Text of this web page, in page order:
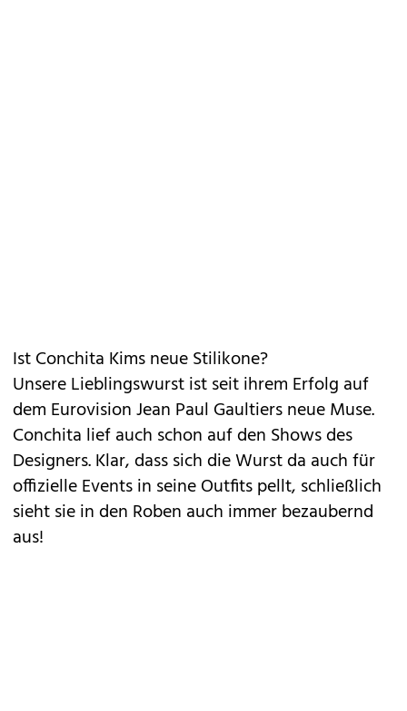
Ist Conchita Kims neue Stilikone?
Unsere Lieblingswurst ist seit ihrem Erfolg auf
dem Eurovision Jean Paul Gaultiers neue Muse.
Conchita lief auch schon auf den Shows des
Designers. Klar, dass sich die Wurst da auch für
offizielle Events in seine Outfits pellt, schließlich
sieht sie in den Roben auch immer bezaubernd
aus!